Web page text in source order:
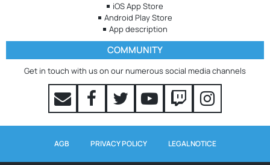
iOS App Store
Android Play Store
App description
COMMUNITY
Get in touch with us on our numerous social media channels
AGB PRIVACY POLICY LEGAL NOTICE